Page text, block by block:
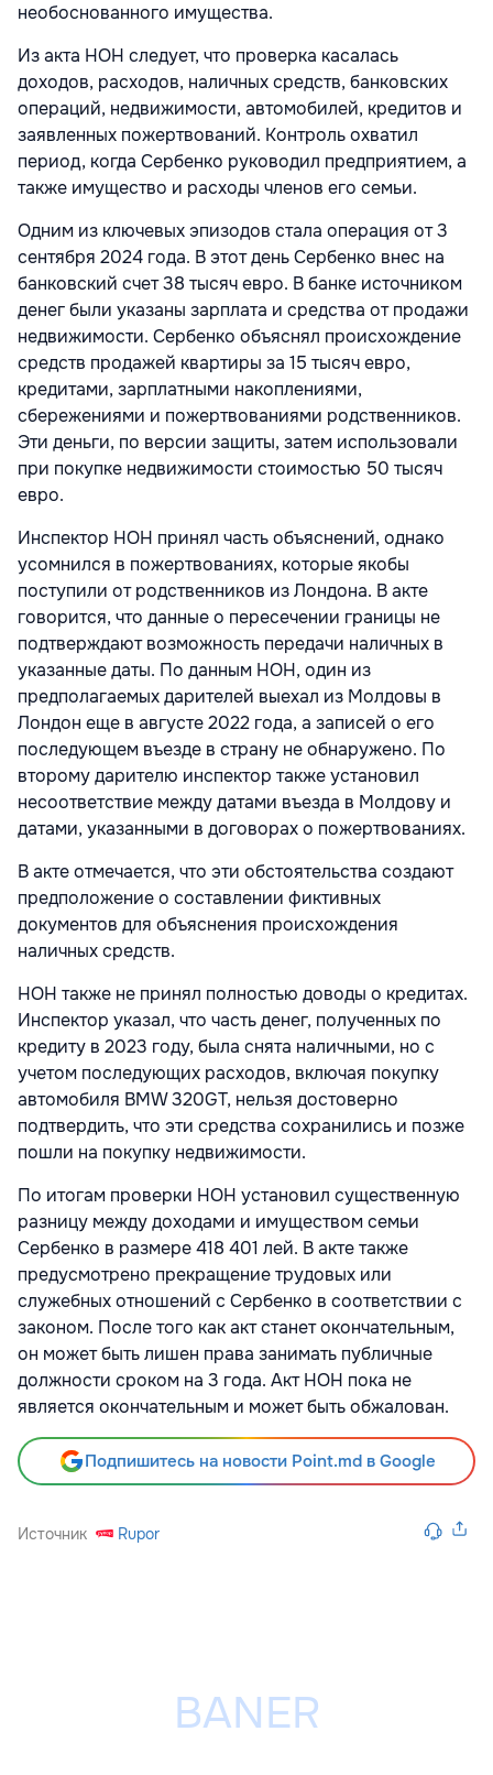
необоснованного имущества.
Из акта НОН следует, что проверка касалась
доходов, расходов, наличных средств, банковских
операций, недвижимости, автомобилей, кредитов и
заявленных пожертвований. Контроль охватил
период, когда Сербенко руководил предприятием, а
также имущество и расходы членов его семьи.
Одним из ключевых эпизодов стала операция от 3
сентября 2024 года. В этот день Сербенко внес на
банковский счет 38 тысяч евро. В банке источником
денег были указаны зарплата и средства от продажи
недвижимости. Сербенко объяснял происхождение
средств продажей квартиры за 15 тысяч евро,
кредитами, зарплатными накоплениями,
сбережениями и пожертвованиями родственников.
Эти деньги, по версии защиты, затем использовали
при покупке недвижимости стоимостью 50 тысяч
евро.
Инспектор НОН принял часть объяснений, однако
усомнился в пожертвованиях, которые якобы
поступили от родственников из Лондона. В акте
говорится, что данные о пересечении границы не
подтверждают возможность передачи наличных в
указанные даты. По данным НОН, один из
предполагаемых дарителей выехал из Молдовы в
Лондон еще в августе 2022 года, а записей о его
последующем въезде в страну не обнаружено. По
второму дарителю инспектор также установил
несоответствие между датами въезда в Молдову и
датами, указанными в договорах о пожертвованиях.
В акте отмечается, что эти обстоятельства создают
предположение о составлении фиктивных
документов для объяснения происхождения
наличных средств.
НОН также не принял полностью доводы о кредитах.
Инспектор указал, что часть денег, полученных по
кредиту в 2023 году, была снята наличными, но с
учетом последующих расходов, включая покупку
автомобиля BMW 320GT, нельзя достоверно
подтвердить, что эти средства сохранились и позже
пошли на покупку недвижимости.
По итогам проверки НОН установил существенную
разницу между доходами и имуществом семьи
Сербенко в размере 418 401 лей. В акте также
предусмотрено прекращение трудовых или
служебных отношений с Сербенко в соответствии с
законом. После того как акт станет окончательным,
он может быть лишен права занимать публичные
должности сроком на 3 года. Акт НОН пока не
является окончательным и может быть обжалован.
Подпишитесь на новости Point.md в Google
Источник Rupor